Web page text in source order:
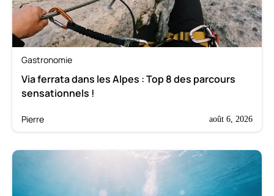
Gastronomie
Via ferrata dans les Alpes : Top 8 des parcours
sensationnels !
Pierre août 6, 2026